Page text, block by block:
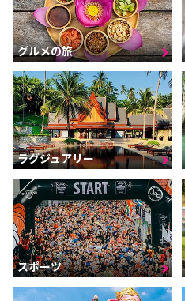
グルメの旅
ラグジュアリー
スポーツ